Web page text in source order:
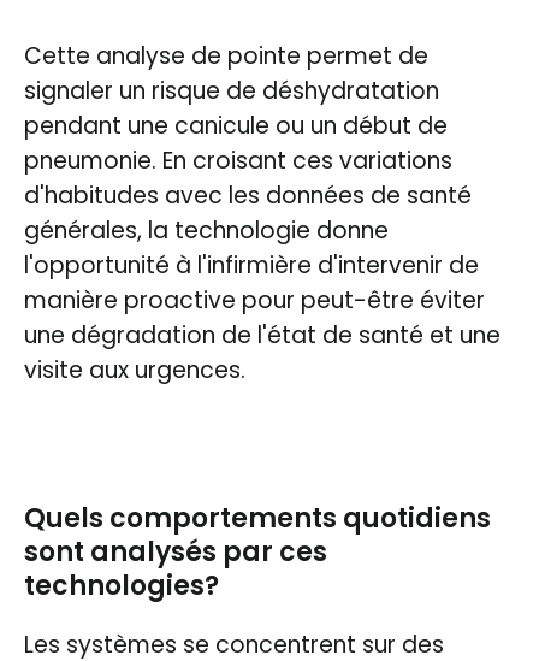
Cette analyse de pointe permet de
signaler un risque de déshydratation
pendant une canicule ou un début de
pneumonie. En croisant ces variations
d'habitudes avec les données de santé
générales, la technologie donne
l'opportunité à l'infirmière d'intervenir de
manière proactive pour peut-être éviter
une dégradation de l'état de santé et une
visite aux urgences.
Quels comportements quotidiens
sont analysés par ces
technologies?
Les systèmes se concentrent sur des